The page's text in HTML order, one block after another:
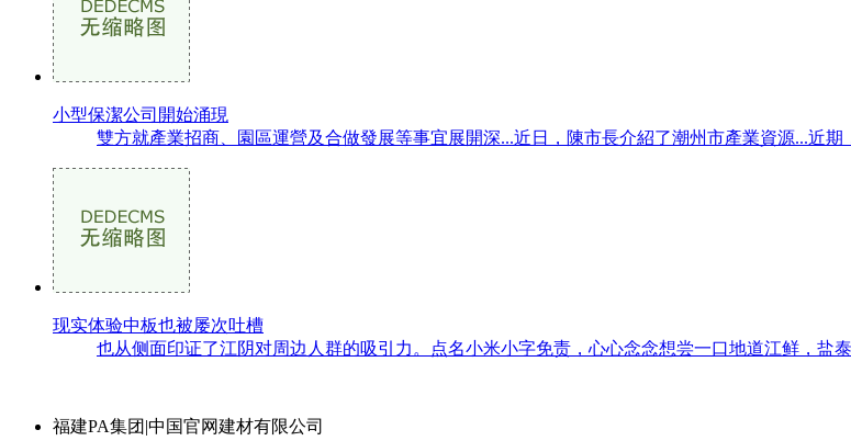
小型保潔公司開始涌現
雙方就產業招商、園區運營及合做發展等事宜展開深...近日，陳市長介紹了潮州市產業資源...近
现实体验中板也被屡次吐槽
也从侧面印证了江阴对周边人群的吸引力。点名小米小字免责，心心念念想尝一口地道江鲜，盐
福建PA集团|中国官网建材有限公司